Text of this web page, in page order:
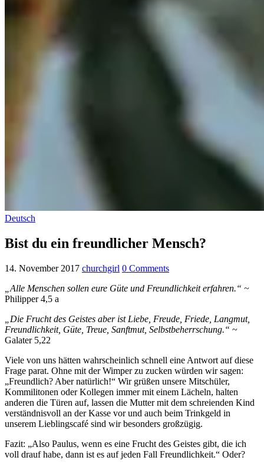
Deutsch
Bist du ein freundlicher Mensch?
14. November 2017 churchgirl 0 Comments
„Alle Menschen sollen eure Güte und Freundlichkeit erfahren.“ ~
Philipper 4,5 a
„Die Frucht des Geistes aber ist Liebe, Freude, Friede, Langmut,
Freundlichkeit, Güte, Treue, Sanftmut, Selbstbeherrschung.“ ~
Galater 5,22
Viele von uns hätten wahrscheinlich schnell eine Antwort auf diese
Frage parat. Ohne mit der Wimper zu zucken würden wir sagen:
„Freundlich? Aber natürlich!“ Wir grüßen unsere Mitschüler,
Kommilitonen oder Kollegen immer mit einem Lächeln, halten
anderen die Türen auf, lassen die Mutter mit dem schreienden Kind
verständnisvoll an der Kasse vor und auch beim Trinkgeld in
unserem Lieblingscafé sind wir besonders großzügig.
Fazit: „Also Paulus, wenn es eine Frucht des Geistes gibt, die ich
voll drauf habe, dann ist es auf jeden Fall Freundlichkeit.“ Oder?